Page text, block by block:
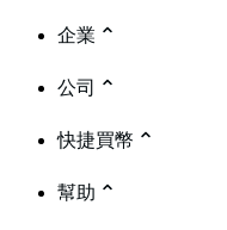
企業
公司
快捷買幣
幫助